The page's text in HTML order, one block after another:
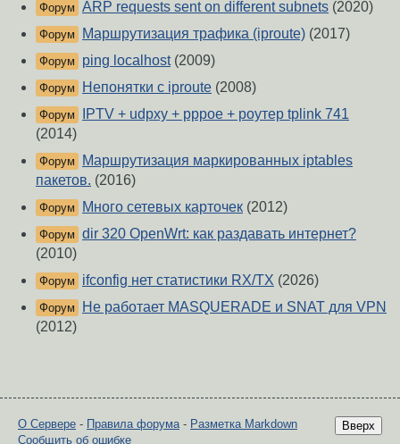
Форум ARP requests sent on different subnets (2020)
Форум Маршрутизация трафика (iproute) (2017)
Форум ping localhost(2009)
Форум Непонятки с iproute (2008)
Форум
IPTV + udpxy + pppoe + роутер tplink 741
(2014)
Форум
Маршрутизация маркированных iptables
пакетов. (2016)
Форум Много сетевых карточек (2012)
Форум dir 320 OpenWrt: как раздавать интернет?
(2010)
Форум ifconfig нет статистики RX/TX (2026)
Форум
Не работает MASQUERADE и SNAT для VPN
(2012)
Вверх
О Сервере - Правила форума- Разметка Markdown
Сообщить об ошибке